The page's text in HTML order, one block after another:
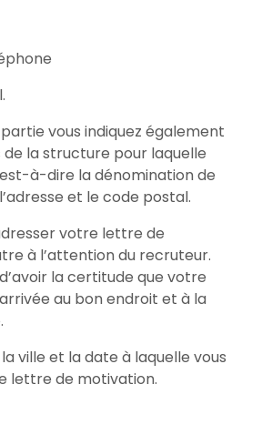
vous indiquez également
la structure pour laquelle
à-dire la dénomination de
et le code postal.
votre lettre de
à l’attention du recruteur.
la certitude que votre
au bon endroit et à la
ville et la date à laquelle vous
lettre de motivation.